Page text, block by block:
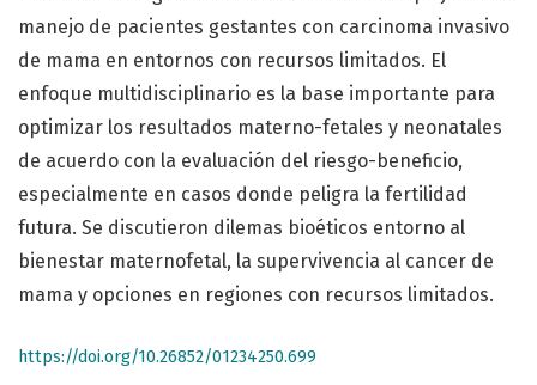
manejo de pacientes gestantes con carcinoma invasivo
de mama en entornos con recursos limitados. El
enfoque multidisciplinario es la base importante para
optimizar los resultados materno-fetales y neonatales
de acuerdo con la evaluación del riesgo-beneficio,
especialmente en casos donde peligra la fertilidad
futura. Se discutieron dilemas bioéticos entorno al
bienestar maternofetal, la supervivencia al cancer de
mama y opciones en regiones con recursos limitados.
https://doi.org/10.26852/01234250.699